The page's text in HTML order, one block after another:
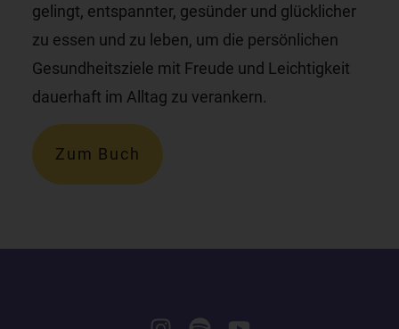
gelingt, entspannter, gesünder und glücklicher
zu essen und zu leben, um die persönlichen
Gesundheitsziele mit Freude und Leichtigkeit
dauerhaft im Alltag zu verankern.
Zum Buch